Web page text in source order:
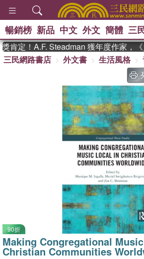
熱搜： 東野圭
The
史是一群喵 、
獎 臺灣漫遊錄
登輝時代 、
偉大的迷走神
暢銷榜 新品 中文 外文 簡體 三
定！A.F. Steadman 獲年度作家，《
三民網路書店
外文書 生活風格
90折
Making Congregational
Christian Communities